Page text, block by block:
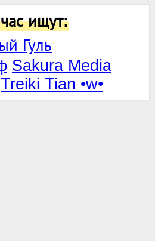
ищут:
Гуль
Sakura Media
Treiki Tian •w•